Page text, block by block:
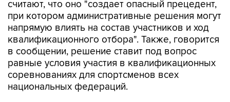
считают, что оно "создает опасный прецедент,
при котором административные решения могут
напрямую влиять на состав участников и ход
квалификационного отбора". Также, говорится
в сообщении, решение ставит под вопрос
равные условия участия в квалификационных
соревнованиях для спортсменов всех
национальных федераций.